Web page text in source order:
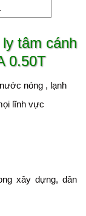
tâm cánh
0.50T
nóng , lạnh
lĩnh vực
xây dựng, dân